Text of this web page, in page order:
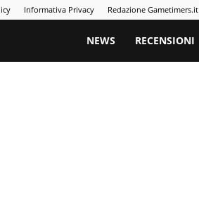
Informativa Privacy Redazione Gametimers.it
Gametimers
NEWS RECENSIONI